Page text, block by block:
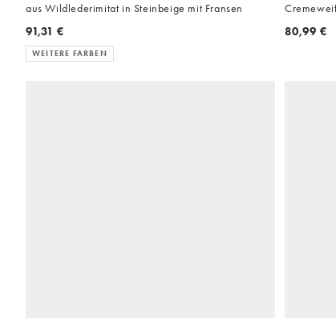
aus Wildlederimitat in Steinbeige mit Fransen
91,31 €
WEITERE FARBEN
80,99 €